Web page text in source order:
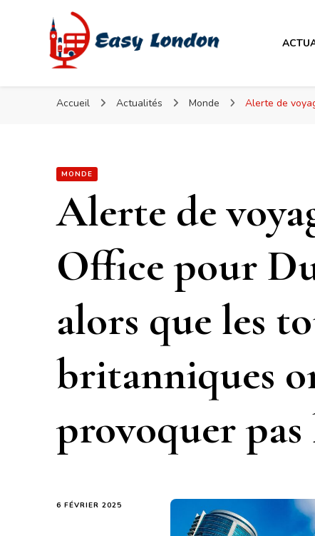
Easy London
Easy London
Accueil Actualités Monde Alerte de
MONDE
Alerte de
Office pour
alors que les
britanniques
provoquer pas
6 FÉVRIER 2025